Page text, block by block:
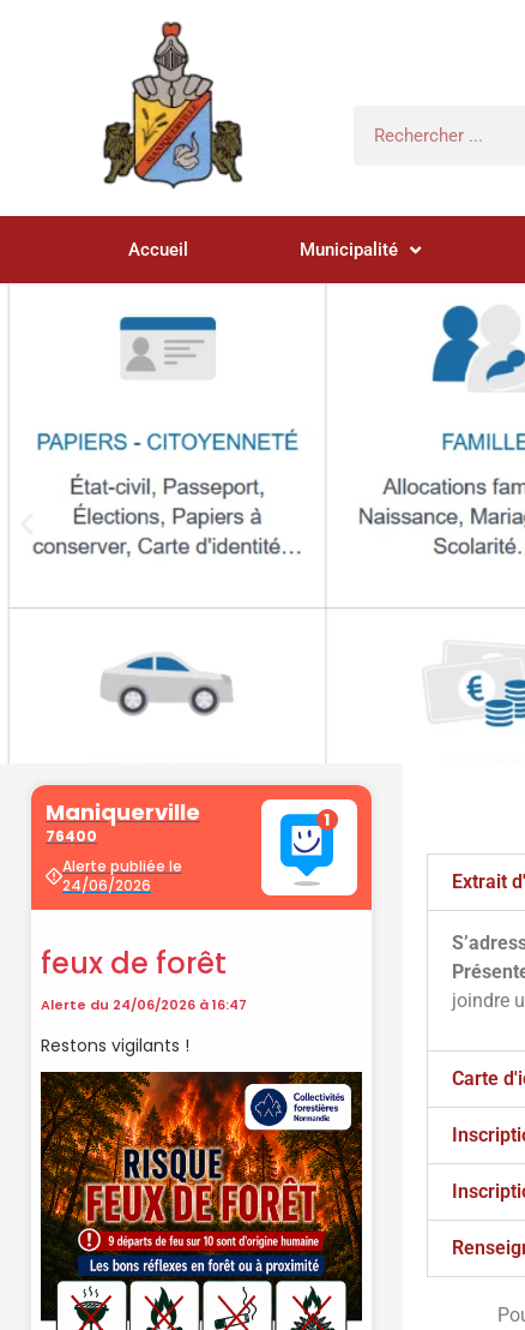
Accueil Municipalité
Faîtes vos démarches en ligne
cliquant sur le bouton ci-
Extrait
joindre
Carte